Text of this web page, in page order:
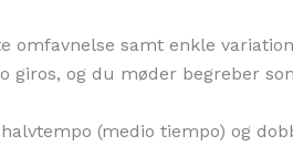
omfavnelse samt enkle
og du møder begreber
(medio tiempo) og